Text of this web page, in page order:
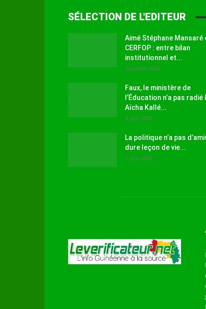
SÉLECTION DE L'EDITEUR
Aimé Stéphane Mansaré
CERFOP : entre bilan
institutionnel et...
12 juillet 2026
Faux, le ministère de
l’Éducation n’a pas radié
Aïcha Kallé...
9 juin 2026
La politique n’a pas
dure leçon de vie...
1 juin 2026